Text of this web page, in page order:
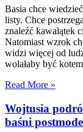
Basia chce
listy. Chce
znaleźć kawalątek
Natomiast wzrok
widzi więcej od
wolałaby być
Read More »
Wojtusia
baśni